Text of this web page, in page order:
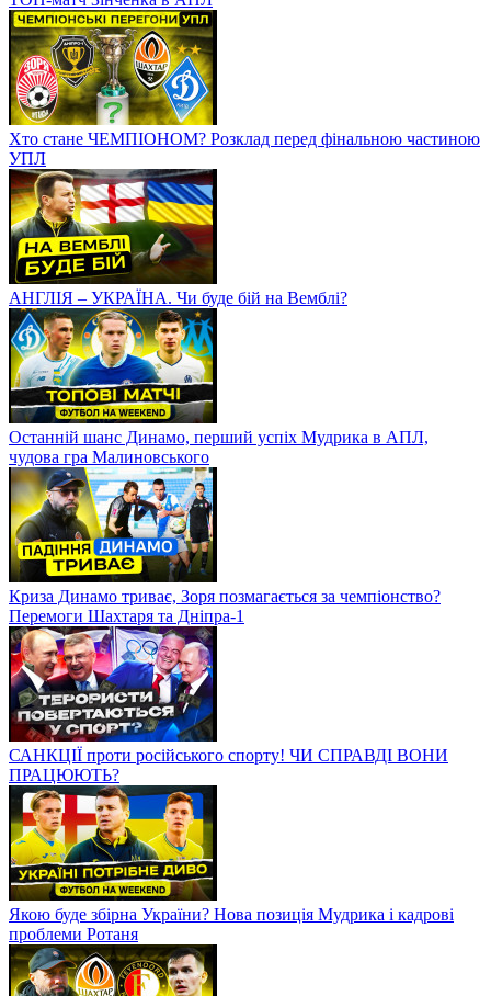
Жорстокий хейт Мудрика, зарплатня Циганкова у Жироні і
ТОП-матч Зінченка в АПЛ
Хто стане ЧЕМПІОНОМ? Розклад перед фінальною частиною
УПЛ
АНГЛІЯ – УКРАЇНА. Чи буде бій на Вемблі?
Останній шанс Динамо, перший успіх Мудрика в АПЛ,
чудова гра Малиновського
Криза Динамо триває, Зоря позмагається за чемпіонство?
Перемоги Шахтаря та Дніпра-1
САНКЦІЇ проти російського спорту! ЧИ СПРАВДІ ВОНИ
ПРАЦЮЮТЬ?